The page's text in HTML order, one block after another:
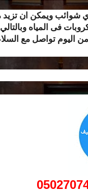
شوائب ويمكن ان تزيد
فى المياه
اليوم تواصل مع